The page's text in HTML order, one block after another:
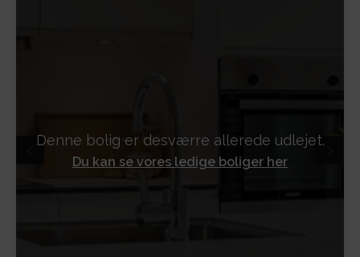
Denne bolig er desværre allerede udlejet.
Du kan se vores ledige boliger her